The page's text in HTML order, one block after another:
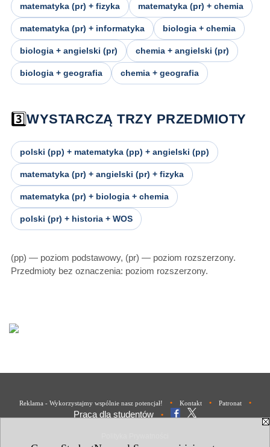
matematyka (pr) + fizyka matematyka (pr) + chemia
matematyka (pr) + informatyka biologia + chemia
biologia + angielski (pr) chemia + angielski (pr)
biologia + geografia chemia + geografia
3️⃣WYSTARCZĄ TRZY PRZEDMIOTY
polski (pp) + matematyka (pp) + angielski (pp)
matematyka (pr) + angielski (pr) + fizyka
matematyka (pr) + biologia + chemia
polski (pr) + historia + WOS
(pp) — poziom podstawowy, (pr) — poziom rozszerzony.
Przedmioty bez oznaczenia: poziom rozszerzony.
Reklama - Wykorzystajmy wspólnie nasz potencjał! • Kontakt • Patronat •
Praca dla studentów •